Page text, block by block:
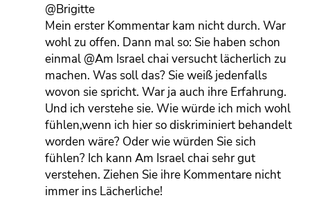
@Brigitte
Mein erster Kommentar kam nicht durch. War
wohl zu offen. Dann mal so: Sie haben schon
einmal @Am Israel chai versucht lächerlich zu
machen. Was soll das? Sie weiß jedenfalls
wovon sie spricht. War ja auch ihre Erfahrung.
Und ich verstehe sie. Wie würde ich mich wohl
fühlen,wenn ich hier so diskriminiert behandelt
worden wäre? Oder wie würden Sie sich
fühlen? Ich kann Am Israel chai sehr gut
verstehen. Ziehen Sie ihre Kommentare nicht
immer ins Lächerliche!